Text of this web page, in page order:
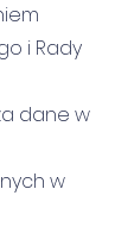
i Rady
dane w
w